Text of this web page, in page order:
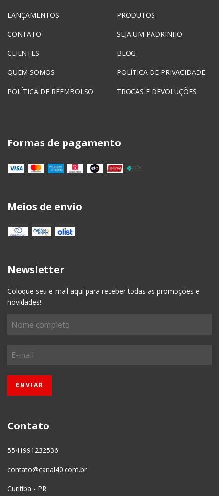
LANÇAMENTOS PRODUTOS
CONTATO SEJA UM PADRINHO
CLIENTES BLOG
QUEM SOMOS POLÍTICA DE PRIVACIDADE
POLÍTICA DE REEMBOLSO TROCAS E DEVOLUÇÕES
Formas de pagamento
Meios de envio
Newsletter
Coloque seu e-mail aqui para receber todas as promoções e
novidades!
Contato
5541991232536
contato@canal40.com.br
Curitiba - PR